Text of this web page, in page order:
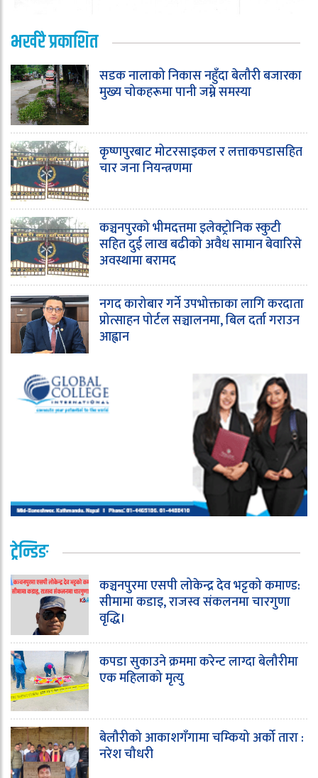
भर्खरै प्रकाशित
सडक नालाको निकास नहुँदा बेलौरी बजारका
मुख्य चोकहरूमा पानी जम्ने समस्या
कृष्णपुरबाट मोटरसाइकल र लत्ताकपडासहित
चार जना नियन्त्रणमा
कञ्चनपुरको भीमदत्तमा इलेक्ट्रोनिक स्कुटी
सहित दुई लाख बढीको अवैध सामान बेवारिसे
अवस्थामा बरामद
नगद कारोबार गर्ने उपभोक्ताका लागि करदाता
प्रोत्साहन पोर्टल सञ्चालनमा, बिल दर्ता गराउन
आह्वान
ट्रेन्डिङ
कञ्चनपुरमा एसपी लोकेन्द्र देव भट्टको कमाण्ड:
सीमामा कडाइ, राजस्व संकलनमा चारगुणा
वृद्धि।
कपडा सुकाउने क्रममा करेन्ट लाग्दा बेलौरीमा
एक महिलाको मृत्यु
बेलौरीको आकाशगँगामा चम्कियो अर्को तारा :
नरेश चौधरी